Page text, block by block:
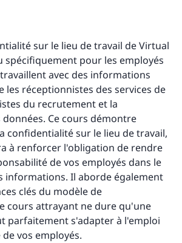
sur le lieu de travail de Virtual
spécifiquement pour les employés
avec des informations
les réceptionnistes des services de
du recrutement et la
Ce cours démontre
confidentialité sur le lieu de travail,
à renforcer l'obligation de rendre
de vos employés dans le
informations. Il aborde également
clés du modèle de
cours attrayant ne dure qu'une
parfaitement s'adapter à l'emploi
vos employés.